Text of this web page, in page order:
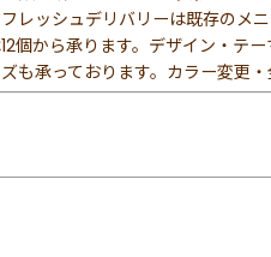
レッシュデリバリーは既存のメ
個から承ります。デザイン・テ
も承っております。カラー変更